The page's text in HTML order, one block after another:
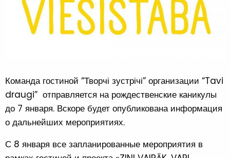
Команда гостиной “Творчі зустрічі” организации “Tavi
draugi” отправляется на рождественские каникулы
до 7 января. Вскоре будет опубликована информация
о дальнейших мероприятиях.
С 8 января все запланированные мероприятия в